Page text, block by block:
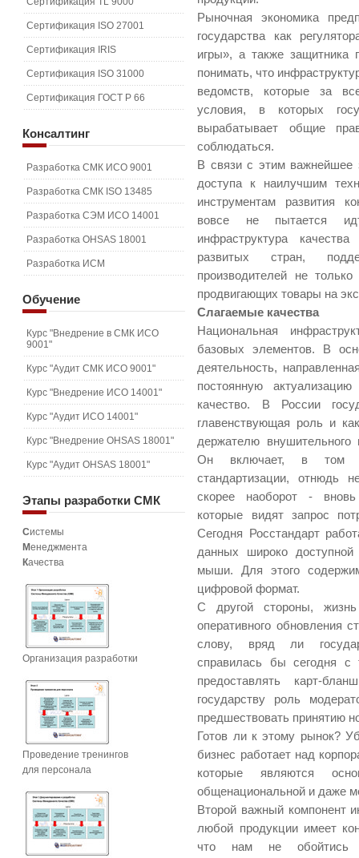
Рыночная экономика
государства как
игры», а также защитника
понимать, что
ведомств, которые за
условия, в которых
вырабатывает общие
соблюдаться.
В связи с этим важнейшее
доступа к наилучшим
инструментам развития
вовсе не пытается
инфраструктура
развитых стран,
производителей не
продвигающих товары на
Слагаемые качества
Национальная
базовых элементов. В
деятельность,
постоянную
качество. В России
главенствующая роль и
держателю
Он включает, в том
стандартизации, отнюдь
скорее наоборот - вновь
которые видят запрос
Сегодня Росстандарт
данных широко
мыши. Для этого
цифровой формат.
С другой стороны,
оперативного обновления
слову, вряд ли
справилась бы сегодня с
предоставлять карт-
государству роль
предшествовать принятию
Готов ли к этому рынок?
бизнес работает над
которые являются
общенациональной и даже
Второй важный компонент
любой продукции имеет
что нам не обойтись
Сертификация ISO 27001
Сертификация IRIS
Сертификация ISO 31000
Сертификация ГОСТ Р 66
Консалтинг
Разработка СМК ИСО 9001
Разработка СМК ISO 13485
Разработка СЭМ ИСО 14001
Разработка OHSAS 18001
Разработка ИСМ
Обучение
Курс "Внедрение в СМК ИСО
9001"
Курс "Аудит СМК ИСО 9001"
Курс "Внедрение ИСО 14001"
Курс "Аудит ИСО 14001"
Курс "Внедрение OHSAS 18001"
Курс "Аудит OHSAS 18001"
Этапы разработки СМК
Системы
Менеджмента
Качества
Организация разработки
Проведение тренингов
для персонала